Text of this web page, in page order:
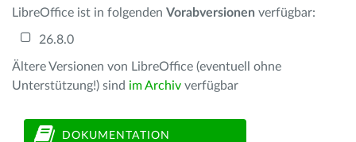
LibreOffice ist in folgenden Vorabversionen verfügbar:
26.8.0
Ältere Versionen von LibreOffice (eventuell ohne
Unterstützung!) sind im Archiv verfügbar
DOKUMENTATION